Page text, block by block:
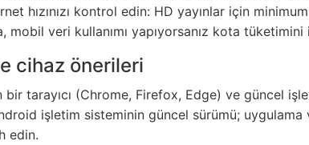
hızınızı kontrol edin: HD yayınlar için
mobil veri kullanımı yapıyorsanız kota
cihaz önerileri
bir tarayıcı (Chrome, Firefox, Edge) ve güncel
işletim sisteminin güncel sürümü; uygulama
edin.